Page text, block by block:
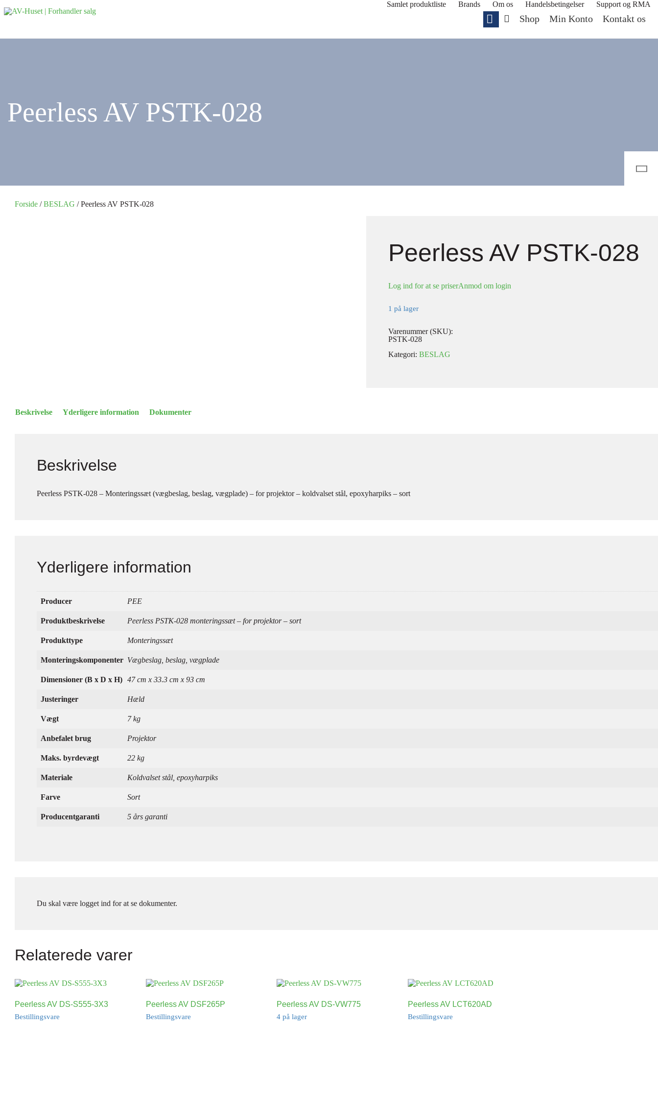
Samlet produktliste Brands Om os Handelsbetingelser Support og RMA
Shop Min Konto Kontakt os
Peerless AV PSTK-028
Forside /BESLAG / Peerless AV PSTK-028
Peerless AV PSTK-028
Log ind for at se priserAnmod om login
1 på lager
Varenummer (SKU):
PSTK-028
Kategori: BESLAG
Beskrivelse Yderligere information Dokumenter
Beskrivelse
Peerless PSTK-028 – Monteringssæt (vægbeslag, beslag, vægplade) – for projektor – koldvalset stål, epoxyharpiks – sort
Yderligere information
Producer PEE
Produktbeskrivelse Peerless PSTK-028 monteringssæt – for projektor – sort
Produkttype Monteringssæt
Monteringskomponenter Vægbeslag, beslag, vægplade
Dimensioner (B x D x H) 47 cm x 33.3 cm x 93 cm
Justeringer Hæld
Vægt 7 kg
Anbefalet brug Projektor
Maks. byrdevægt 22 kg
Materiale Koldvalset stål, epoxyharpiks
Farve Sort
Producentgaranti 5 års garanti
Du skal være logget ind for at se dokumenter.
Relaterede varer
Peerless AV DS-S555-3X3
Bestillingsvare
Peerless AV DSF265P
Bestillingsvare
Peerless AV DS-VW775
4 på lager
Peerless AV LCT620AD
Bestillingsvare